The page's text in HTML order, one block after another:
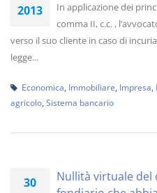
2013
In applicazione dei
comma II, c.c. ,
verso il suo cliente in caso di
legge...
Economica Immobiliare Impresa
agricolo Sistema bancario
30
Nullità virtuale